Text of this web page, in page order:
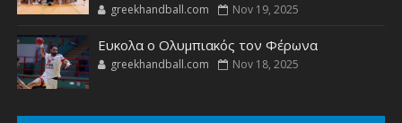
greekhandball.com Nov 19, 2025
Ευκολα ο Ολυμπιακός τον Φέρωνα
greekhandball.com Nov 18, 2025